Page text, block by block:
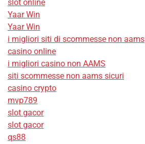
slot online
Yaar Win
Yaar Win
i migliori siti di scommesse non aams
casino online
i migliori casino non AAMS
siti scommesse non aams sicuri
casino crypto
mvp789
slot gacor
slot gacor
qs88